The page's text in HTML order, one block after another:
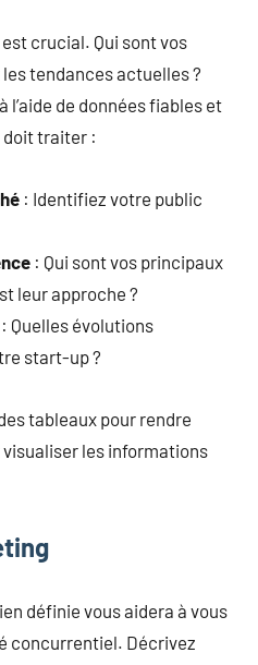
crucial. Qui sont vos
tendances actuelles ?
l’aide de données fiables et
traiter :
: Identifiez votre public
: Qui sont vos principaux
leur approche ?
: Quelles évolutions
start-up ?
tableaux pour rendre
les informations
définie vous aidera à vous
concurrentiel. Décrivez